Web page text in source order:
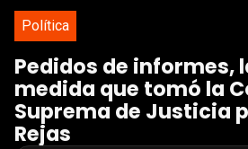
Política
Pedidos de informes,
medida que tomó la
Suprema de Justicia
Rejas